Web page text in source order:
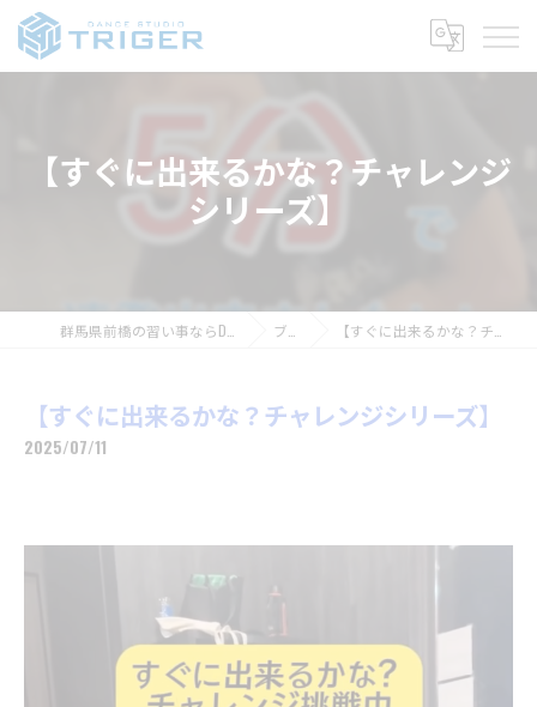
【すぐに出来るかな？チャレンジ
シリーズ】
ブログ 【すぐに出来るかな？チャレンジシリーズ】
【すぐに出来るかな？チャレンジシリーズ】
2025/07/11